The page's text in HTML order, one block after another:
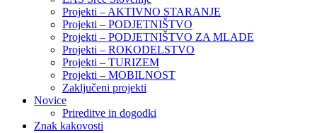
Projekti – AKTIVNO STARANJE
Projekti – PODJETNIŠTVO
Projekti – PODJETNIŠTVO ZA MLADE
Projekti – ROKODELSTVO
Projekti – TURIZEM
Projekti – MOBILNOST
Zaključeni projekti
Novice
Prireditve in dogodki
Znak kakovosti